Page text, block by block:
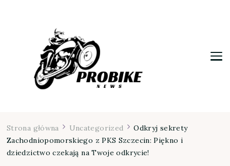
Strona główna Uncategorized
Odkryj sekrety
Zachodniopomorskiego z PKS Szczecin: Piękno i
dziedzictwo czekają na Twoje odkrycie!